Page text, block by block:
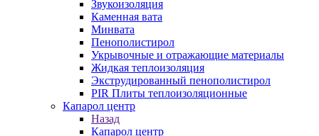
Звукоизоляция
Каменная вата
Минвата
Пенополистирол
Укрывочные и отражающие материалы
Жидкая теплоизоляция
Экструдированный пенополистирол
PIR Плиты теплоизоляционные
Капарол центр
Назад
Капарол центр